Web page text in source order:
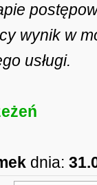
wynik w
usługi.
dnia: